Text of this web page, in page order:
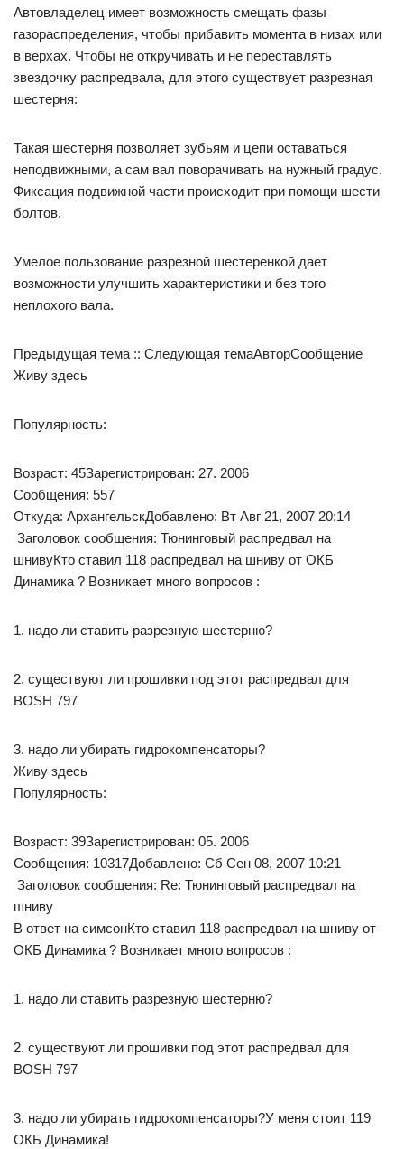
Автовладелец имеет возможность смещать фазы
газораспределения, чтобы прибавить момента в низах или
в верхах. Чтобы не откручивать и не переставлять
звездочку распредвала, для этого существует разрезная
шестерня:
Такая шестерня позволяет зубьям и цепи оставаться
неподвижными, а сам вал поворачивать на нужный градус.
Фиксация подвижной части происходит при помощи шести
болтов.
Умелое пользование разрезной шестеренкой дает
возможности улучшить характеристики и без того
неплохого вала.
Предыдущая тема :: Следующая темаАвторСообщение
Живу здесь
Популярность:
Возраст: 45Зарегистрирован: 27. 2006
Сообщения: 557
Откуда: АрхангельскДобавлено: Вт Авг 21, 2007 20:14
Заголовок сообщения: Тюнинговый распредвал на
шнивуКто ставил 118 распредвал на шниву от ОКБ
Динамика ? Возникает много вопросов :
1. надо ли ставить разрезную шестерню?
2. существуют ли прошивки под этот распредвал для
BOSH 797
3. надо ли убирать гидрокомпенсаторы?
Живу здесь
Популярность:
Возраст: 39Зарегистрирован: 05. 2006
Сообщения: 10317Добавлено: Сб Сен 08, 2007 10:21
Заголовок сообщения: Re: Тюнинговый распредвал на
шниву
В ответ на симсонКто ставил 118 распредвал на шниву от
ОКБ Динамика ? Возникает много вопросов :
1. надо ли ставить разрезную шестерню?
2. существуют ли прошивки под этот распредвал для
BOSH 797
3. надо ли убирать гидрокомпенсаторы?У меня стоит 119
ОКБ Динамика!